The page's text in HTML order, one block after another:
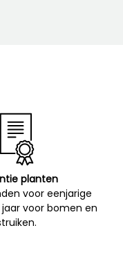
planten
voor eenjarige
voor bomen en